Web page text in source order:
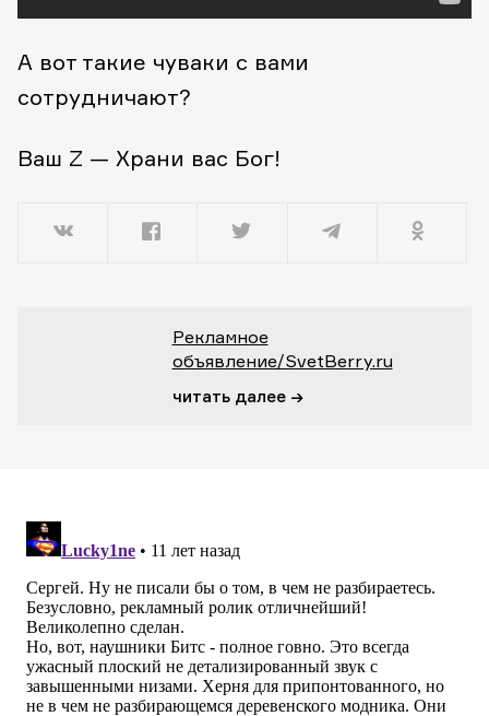
А вот такие чуваки с вами
сотрудничают?
Ваш Z — Храни вас Бог!
Рекламное
объявление/SvetBerry.ru
читать далее →